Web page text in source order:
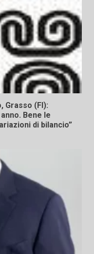
Grasso (FI):
Bene le
di bilancio”